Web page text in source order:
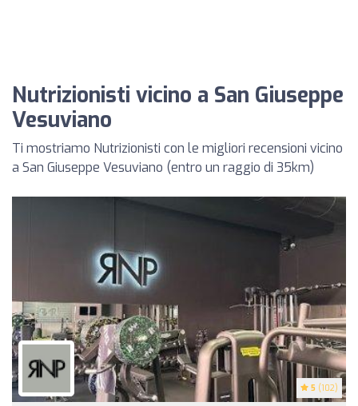
Nutrizionisti vicino a San Giuseppe
Vesuviano
Ti mostriamo Nutrizionisti con le migliori recensioni vicino
a San Giuseppe Vesuviano (entro un raggio di 35km)
5 (102)